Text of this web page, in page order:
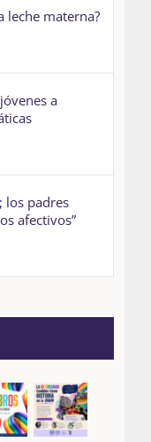
leche materna?
a
los padres
afectivos”